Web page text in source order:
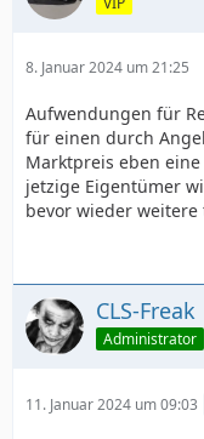
8. Januar 2024 um 21:25
Aufwendungen für
für einen durch
Marktpreis eben
jetzige Eigentümer
bevor wieder
CLS-Freak
Administrator
11. Januar 2024 um 09:03